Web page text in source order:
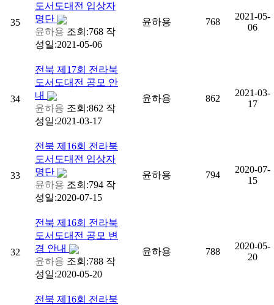
35
도서도대전 입상자
명단
윤하용 조회:768 작
성일:2021-05-06
윤하용 768
2021-05-
06
34
전북 제17회 전라북
도서도대전 공모 안
내
윤하용 조회:862 작
성일:2021-03-17
윤하용 862
2021-03-
17
33
전북 제16회 전라북
도서도대전 입상자
명단
윤하용 조회:794 작
성일:2020-07-15
윤하용 794
2020-07-
15
32
전북 제16회 전라북
도서도대전 공모 변
경 안내
윤하용 조회:788 작
성일:2020-05-20
윤하용 788
2020-05-
20
전북 제16회 전라북